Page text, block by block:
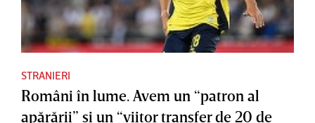
STRANIERI
Români în lume. Avem un “patron al
apărării” şi un “viitor transfer de 20 de